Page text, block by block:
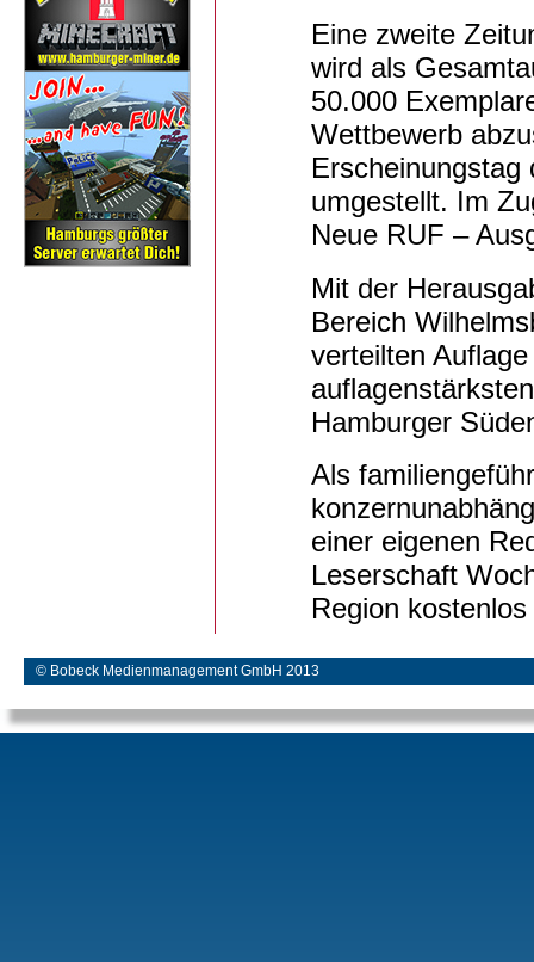
Eine zweite
wird als
50.000
Wettbewerb
umgestellt. Im
Neue RUF –
Mit der
Bereich
verteilten
Hamburger
Als
einer eigenen
Leserschaft
Region
© Bobeck Medienmanagement GmbH 2013